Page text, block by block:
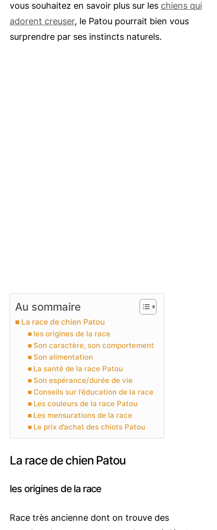
vous souhaitez en savoir plus sur les chiens qui
adorent creuser, le Patou pourrait bien vous
surprendre par ses instincts naturels.
Au sommaire
La race de chien Patou
les origines de la race
Son caractère, son comportement
Son alimentation
La santé de la race Patou
Son espérance/durée de vie
Conseils sur l’éducation de la race
Les couleurs de la race Patou
Les mensurations de la race
Le prix d’achat des chiots Patou
La race de chien Patou
les origines de la race
Race très ancienne dont on trouve des